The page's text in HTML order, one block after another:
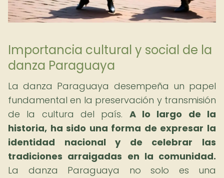
Importancia cultural y social de la
danza Paraguaya
La danza Paraguaya desempeña un papel
fundamental en la preservación y transmisión
de la cultura del país. A lo largo de la
historia, ha sido una forma de expresar la
identidad nacional y de celebrar las
tradiciones arraigadas en la comunidad.
La danza Paraguaya no solo es una